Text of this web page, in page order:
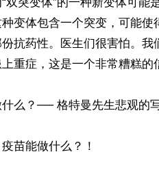
变体包含一个突变，可能
抗药性。医生们很害怕。
重症，这是一个非常糟糕的
么？── 格特曼先生悲观的写
苗能做什么？！